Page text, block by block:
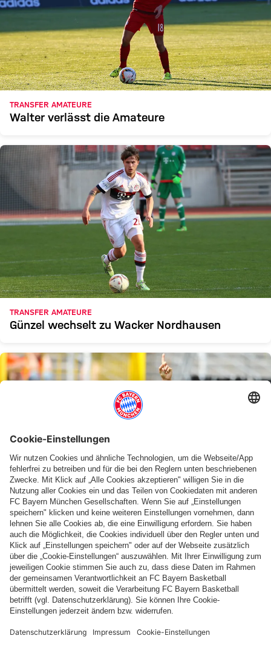
TRANSFER AMATEURE
Walter verlässt die Amateure
TRANSFER AMATEURE
Günzel wechselt zu Wacker Nordhausen
LAPPE & SCHOLL TREFFEN
2:0 in Heimstetten - Amateure siegen im
ersten Testspiel
Weitere Inhalte anzeigen
PARTNER